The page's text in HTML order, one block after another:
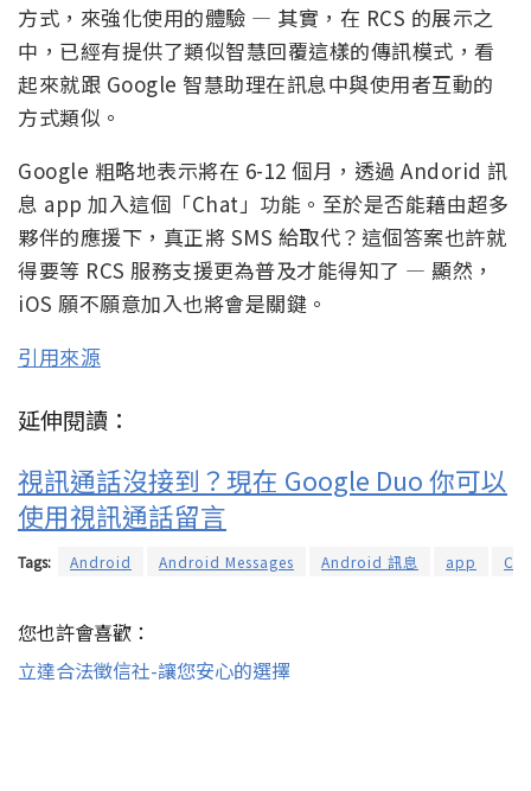
方式，來強化使用的體驗 — 其實，在 RCS 的展示之
中，已經有提供了類似智慧回覆這樣的傳訊模式，看
起來就跟 Google 智慧助理在訊息中與使用者互動的
方式類似。
Google 粗略地表示將在 6-12 個月，透過 Andorid 訊
息 app 加入這個「Chat」功能。至於是否能藉由超多
夥伴的應援下，真正將 SMS 給取代？這個答案也許就
得要等 RCS 服務支援更為普及才能得知了 — 顯然，
iOS 願不願意加入也將會是關鍵。
引用來源
延伸閱讀：
視訊通話沒接到？現在 Google Duo 你可以
使用視訊通話留言
Tags: Android Android Messages Android 訊息 app
您也許會喜歡：
立達合法徵信社-讓您安心的選擇